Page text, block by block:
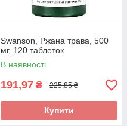
Swanson, Ржана трава, 500
мг, 120 таблеток
В наявності
191,97 ₴ 225,85 ₴
Купити